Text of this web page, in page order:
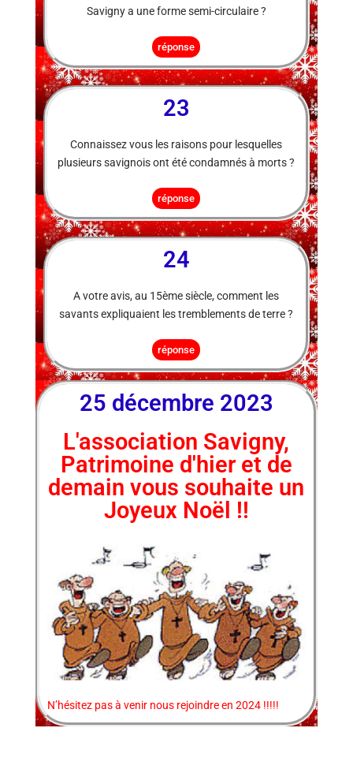
Savigny a une forme semi-circulaire ?
réponse
23
Connaissez vous les raisons pour lesquelles
plusieurs savignois ont été condamnés à morts ?
réponse
24
A votre avis, au 15ème siècle, comment les
savants expliquaient les tremblements de terre ?
réponse
25 décembre 2023
L'association Savigny,
Patrimoine d'hier et de
demain vous souhaite un
Joyeux Noël !!
N’hésitez pas à venir nous rejoindre en 2024 !!!!!